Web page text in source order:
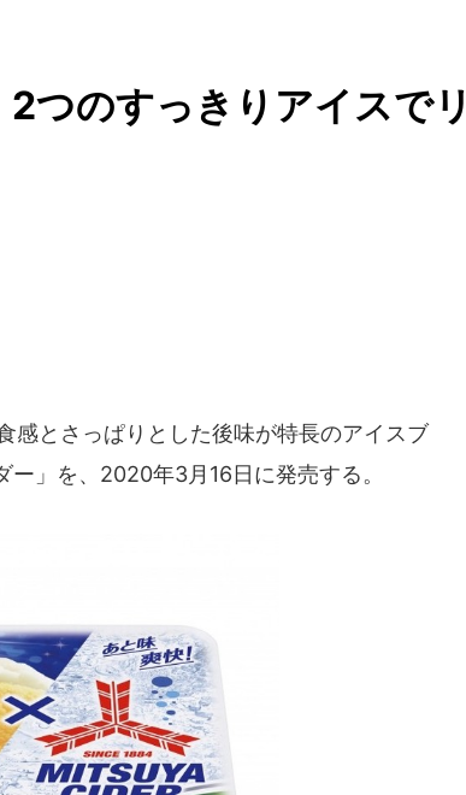
のすっきりアイスでリ
感とさっぱりとした後味が特長のアイスブ
」を、2020年3月16日に発売する。